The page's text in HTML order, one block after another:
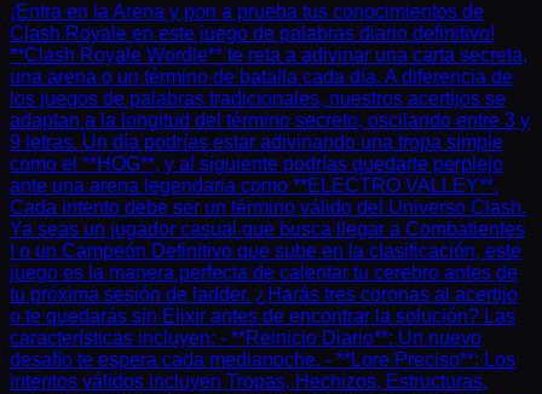
¡Entra en la Arena y pon a prueba tus conocimientos de
Clash Royale en este juego de palabras diario definitivo!
**Clash Royale Wordle** te reta a adivinar una carta secreta,
una arena o un término de batalla cada día. A diferencia de
los juegos de palabras tradicionales, nuestros acertijos se
adaptan a la longitud del término secreto, oscilando entre 3 y
9 letras. Un día podrías estar adivinando una tropa simple
como el **HOG**, y al siguiente podrías quedarte perplejo
ante una arena legendaria como **ELECTRO VALLEY**.
Cada intento debe ser un término válido del Universo Clash.
Ya seas un jugador casual que busca llegar a Combatientes
I o un Campeón Definitivo que sube en la clasificación, este
juego es la manera perfecta de calentar tu cerebro antes de
tu próxima sesión de ladder. ¿Harás tres coronas al acertijo
o te quedarás sin Elixir antes de encontrar la solución? Las
características incluyen: - **Reinicio Diario**: Un nuevo
desafío te espera cada medianoche. - **Lore Preciso**: Los
intentos válidos incluyen Tropas, Hechizos, Estructuras,